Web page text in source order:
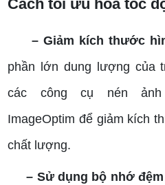
Cách tối ưu hóa tốc
– Giảm kích thước
phần lớn dung lượng của
các công cụ nén ảnh
ImageOptim để giảm kích
chất lượng.
– Sử dụng bộ nhớ